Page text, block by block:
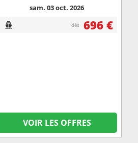
sam. 03 oct. 2026
dès 696 €
VOIR LES OFFRES